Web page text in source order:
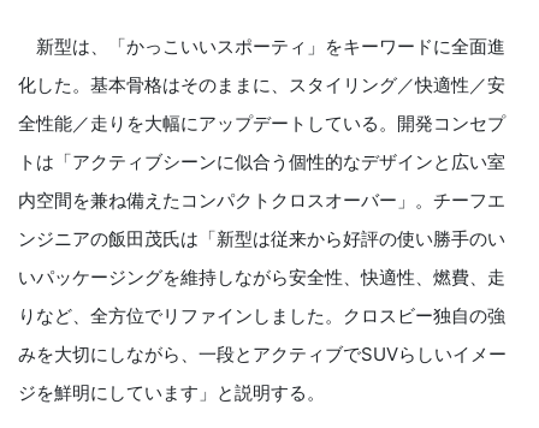
新型は、「かっこいいスポーティ」をキーワードに全面進
化した。基本骨格はそのままに、スタイリング／快適性／安
全性能／走りを大幅にアップデートしている。開発コンセプ
トは「アクティブシーンに似合う個性的なデザインと広い室
内空間を兼ね備えたコンパクトクロスオーバー」。チーフエ
ンジニアの飯田茂氏は「新型は従来から好評の使い勝手のい
いパッケージングを維持しながら安全性、快適性、燃費、走
りなど、全方位でリファインしました。クロスビー独自の強
みを大切にしながら、一段とアクティブでSUVらしいイメー
ジを鮮明にしています」と説明する。